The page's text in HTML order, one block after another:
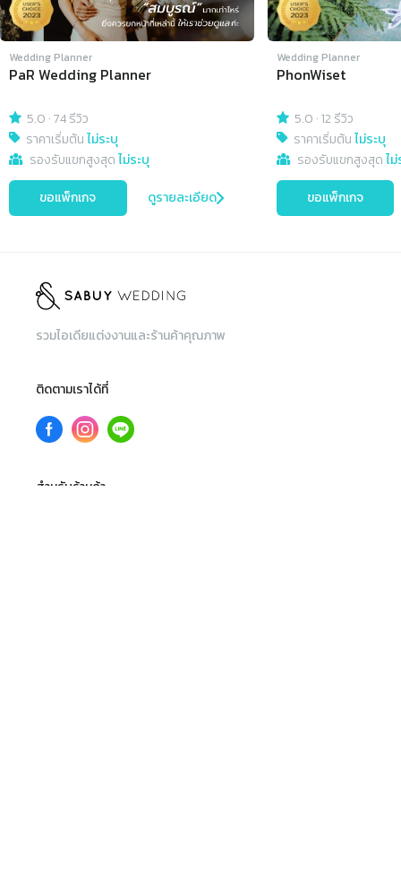
Wedding Planner
PaR Wedding Planner
5.0 ·74 รีวิว
ราคาเริ่มต้นไม่ระบุ
รองรับแขกสูงสุดไม่ระบุ
ขอแพ็กเกจ ดูรายละเอียด
Wedding Planner
PhonWiset
5.0 ·12 รีวิว
ราคาเริ่มต้นไม่ระบุ
รองรับแขกสูงสุดไ
ขอแพ็กเกจ
รวมไอเดียแต่งงานและร้านค้าคุณภาพ
ติดตามเราได้ที่
สำหรับร้านค้า